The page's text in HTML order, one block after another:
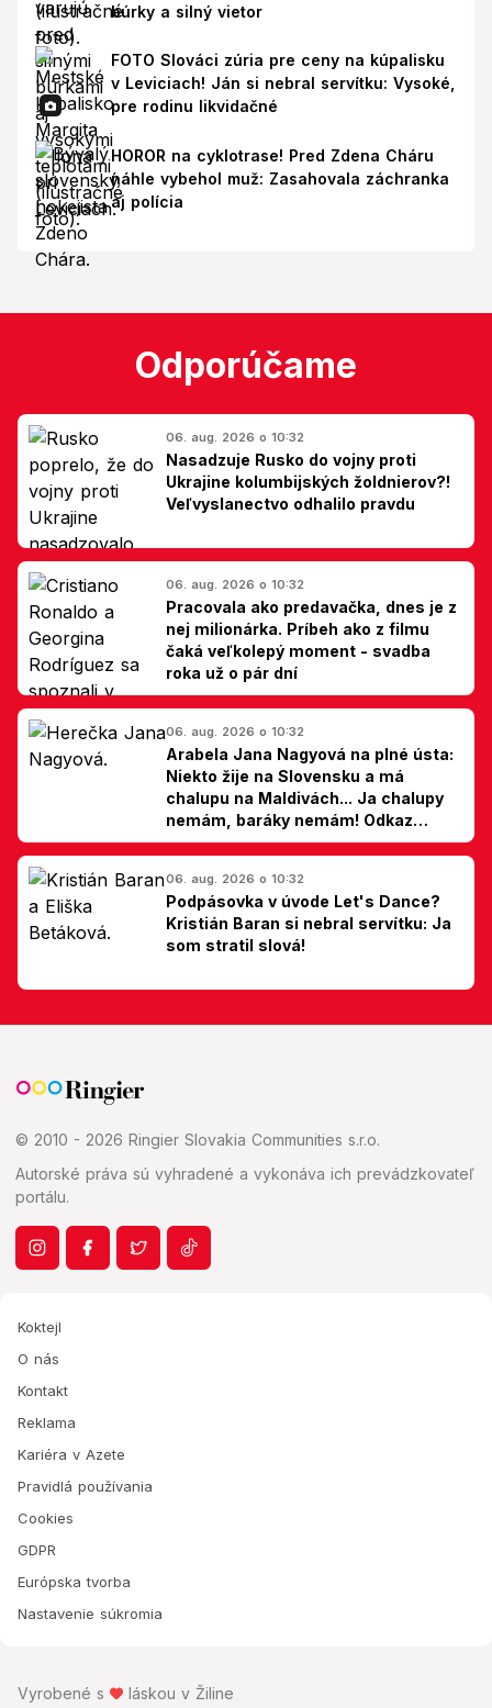
búrky a silný vietor
FOTO Slováci zúria pre ceny na kúpalisku
v Leviciach! Ján si nebral servítku: Vysoké,
pre rodinu likvidačné
HOROR na cyklotrase! Pred Zdena Cháru
náhle vybehol muž: Zasahovala záchranka
aj polícia
Odporúčame
06. aug. 2026 o 10:32
Nasadzuje Rusko do vojny proti
Ukrajine kolumbijských žoldnierov?!
Veľvyslanectvo odhalilo pravdu
06. aug. 2026 o 10:32
Pracovala ako predavačka, dnes je z
nej milionárka. Príbeh ako z filmu
čaká veľkolepý moment - svadba
roka už o pár dní
06. aug. 2026 o 10:32
Arabela Jana Nagyová na plné ústa:
Niekto žije na Slovensku a má
chalupu na Maldivách... Ja chalupy
nemám, baráky nemám! Odkaz
Slovákom
06. aug. 2026 o 10:32
Podpásovka v úvode Let's Dance?
Kristián Baran si nebral servítku: Ja
som stratil slová!
© 2010 - 2026 Ringier Slovakia Communities s.r.o.
Autorské práva sú vyhradené a vykonáva ich prevádzkovateľ
portálu.
Koktejl
O nás
Kontakt
Reklama
Kariéra v Azete
Pravidlá používania
Cookies
GDPR
Európska tvorba
Nastavenie súkromia
Vyrobené s láskou v Žiline